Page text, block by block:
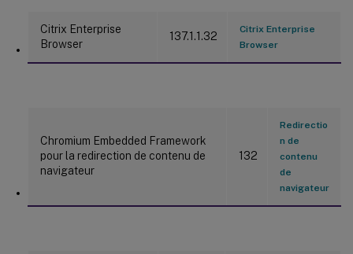
Citrix Enterprise
Browser
137.1.1.32
Citrix Enterprise
Browser
Chromium Embedded Framework
pour la redirection de contenu de
navigateur
132
Redirectio
n de
contenu
de
navigateur